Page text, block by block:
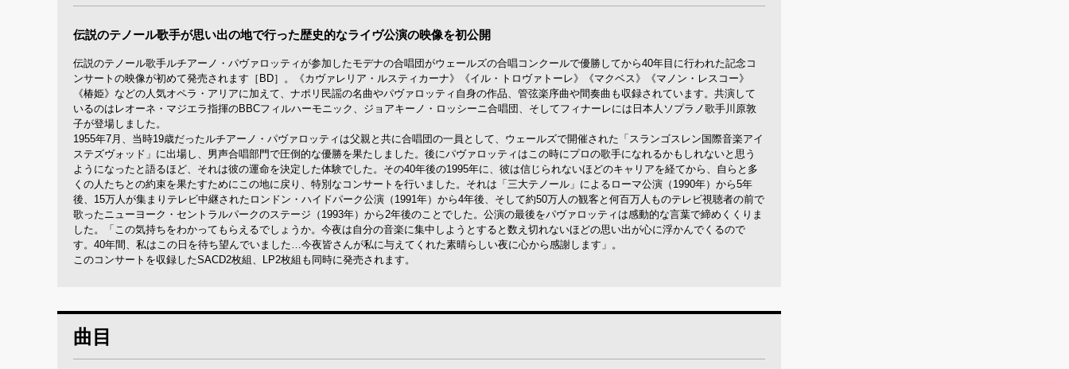
伝説のテノール歌手が思い出の地で行った歴史的なライヴ公演の映像を初公開
伝説のテノール歌手ルチアーノ・パヴァロッティが参加したモデナの合唱団がウェールズの合唱コンクールで優勝してから40年目に行われた記念コ
ンサートの映像が初めて発売されます［BD］。《カヴァレリア・ルスティカーナ》《イル・トロヴァトーレ》《マクベス》《マノン・レスコー》
《椿姫》などの人気オペラ・アリアに加えて、ナポリ民謡の名曲やパヴァロッティ自身の作品、管弦楽序曲や間奏曲も収録されています。共演して
いるのはレオーネ・マジエラ指揮のBBCフィルハーモニック、ジョアキーノ・ロッシーニ合唱団、そしてフィナーレには日本人ソプラノ歌手川原敦
子が登場しました。
1955年7月、当時19歳だったルチアーノ・パヴァロッティは父親と共に合唱団の一員として、ウェールズで開催された「スランゴスレン国際音楽アイ
ステズヴォッド」に出場し、男声合唱部門で圧倒的な優勝を果たしました。後にパヴァロッティはこの時にプロの歌手になれるかもしれないと思う
ようになったと語るほど、それは彼の運命を決定した体験でした。その40年後の1995年に、彼は信じられないほどのキャリアを経てから、自らと多
くの人たちとの約束を果たすためにこの地に戻り、特別なコンサートを行いました。それは「三大テノール」によるローマ公演（1990年）から5年
後、15万人が集まりテレビ中継されたロンドン・ハイドパーク公演（1991年）から4年後、そして約50万人の観客と何百万人ものテレビ視聴者の前で
歌ったニューヨーク・セントラルパークのステージ（1993年）から2年後のことでした。公演の最後をパヴァロッティは感動的な言葉で締めくくりま
した。「この気持ちをわかってもらえるでしょうか。今夜は自分の音楽に集中しようとすると数え切れないほどの思い出が心に浮かんでくるので
す。40年間、私はこの日を待ち望んでいました…今夜皆さんが私に与えてくれた素晴らしい夜に心から感謝します」。
このコンサートを収録したSACD2枚組、LP2枚組も同時に発売されます。
曲目